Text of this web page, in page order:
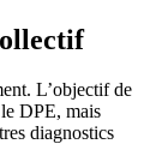
L’objectif de
DPE, mais
diagnostics